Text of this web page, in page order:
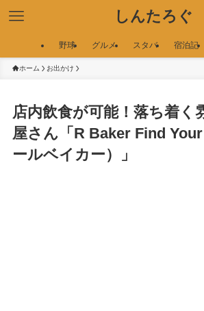
しんたろぐ
野球 グルメ スタバ 宿泊記
ホーム お出かけ
店内飲食が可能！落ち着く
屋さん「R Baker Find
ールベイカー）」